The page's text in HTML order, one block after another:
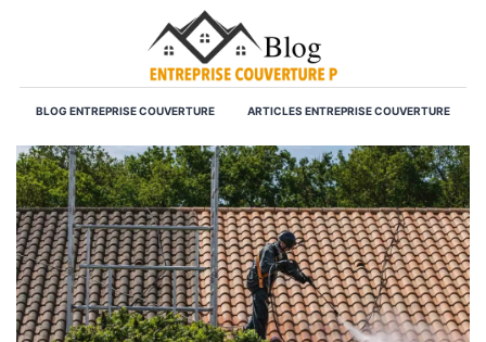
BLOG ENTREPRISE COUVERTURE ARTICLES ENTREPRISE COUVERTURE